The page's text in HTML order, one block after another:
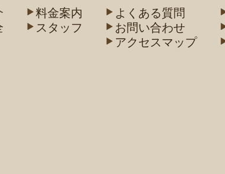
料金案内
スタッフ
よくある質問
お問い合わせ
アクセスマップ